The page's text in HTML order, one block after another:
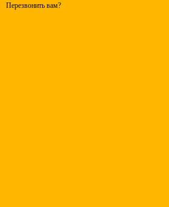
Перезвонить вам?